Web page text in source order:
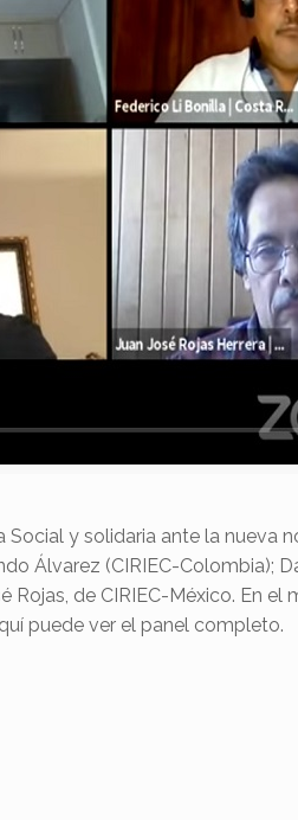
y solidaria ante la nueva
Álvarez (CIRIEC-Colombia);
Rojas, de CIRIEC-México. En
puede ver el panel completo.